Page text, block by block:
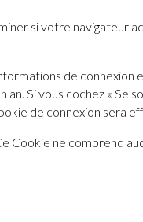
si votre navigateur
de connexion
an. Si vous cochez « Se
de connexion sera
Cookie ne comprend